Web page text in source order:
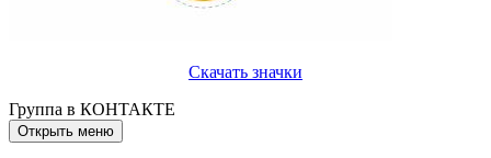
Скачать значки
Группа в КОНТАКТЕ
Открыть меню